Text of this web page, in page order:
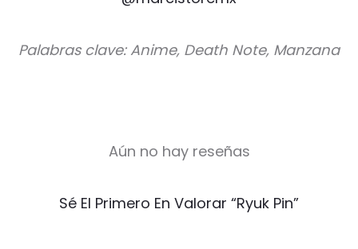
Palabras clave: Anime, Death Note, Manzana
Aún no hay reseñas
Sé El Primero En Valorar “Ryuk Pin”